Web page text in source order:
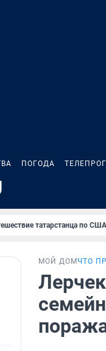
ПОГОДА
татарстанца по США
МОЙ ДОМЧТО